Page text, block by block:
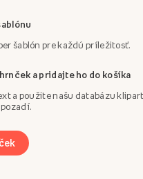
šablón pre každú príležitosť.
a pridajte ho do košíka
a použite našu databázu